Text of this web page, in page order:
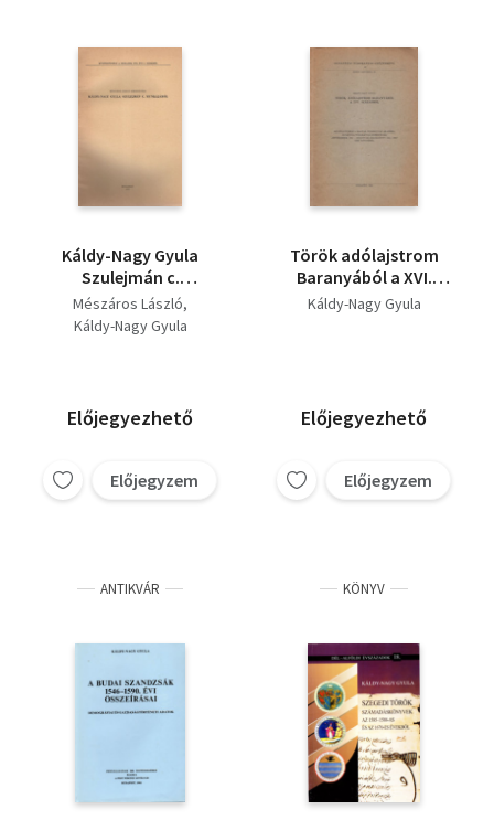
Káldy-Nagy Gyula
Szulejmán c.
Munkájáról -
Különlenyomat
Mészáros László
Káldy-Nagy Gyula
Előjegyezhető
Előjegyzem
Török adólajstrom
Baranyából a XVI.
századból-
Káldy-Nagy Gyula
Előjegyezhető
Előjegyzem
ANTIKVÁR KÖNYV